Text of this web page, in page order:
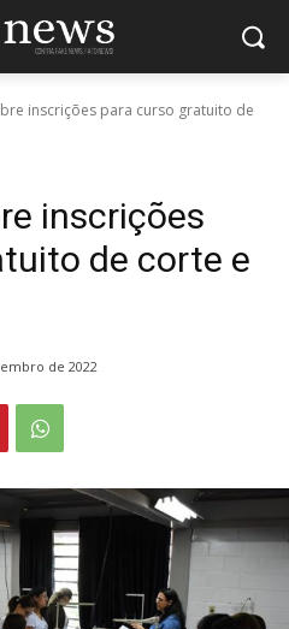
inscrições para curso gratuito de
inscrições
de corte e
de 2022